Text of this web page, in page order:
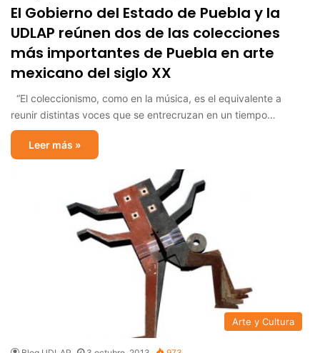
El Gobierno del Estado de Puebla y la
UDLAP reúnen dos de las colecciones
más importantes de Puebla en arte
mexicano del siglo XX
“El coleccionismo, como en la música, es el equivalente a
reunir distintas voces que se entrecruzan en un tiempo…
Leer más »
Arte y Cultura